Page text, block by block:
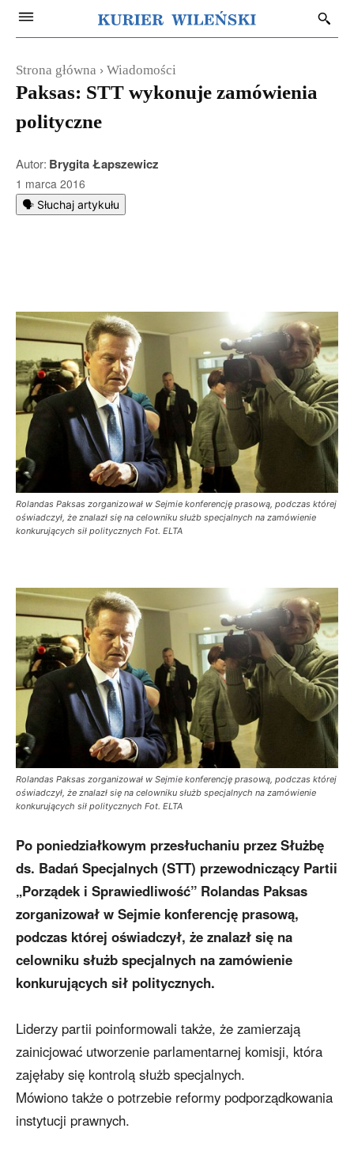
Strona główna Wiadomości
Paksas: STT wykonuje zamówienia
polityczne
Autor: Brygita Łapszewicz
1 marca 2016
🗣️ Słuchaj artykułu
Rolandas Paksas zorganizował w Sejmie konferencję prasową, podczas której
oświadczył, że znalazł się na celowniku służb specjalnych na zamówienie
konkurujących sił politycznych Fot. ELTA
Rolandas Paksas zorganizował w Sejmie konferencję prasową, podczas której
oświadczył, że znalazł się na celowniku służb specjalnych na zamówienie
konkurujących sił politycznych Fot. ELTA
Po poniedziałkowym przesłuchaniu przez Służbę
ds. Badań Specjalnych (STT) przewodniczący Partii
„Porządek i Sprawiedliwość” Rolandas Paksas
zorganizował w Sejmie konferencję prasową,
podczas której oświadczył, że znalazł się na
celowniku służb specjalnych na zamówienie
konkurujących sił politycznych.
Liderzy partii poinformowali także, że zamierzają
zainicjować utworzenie parlamentarnej komisji, która
zajęłaby się kontrolą służb specjalnych.
Mówiono także o potrzebie reformy podporządkowania
instytucji prawnych.